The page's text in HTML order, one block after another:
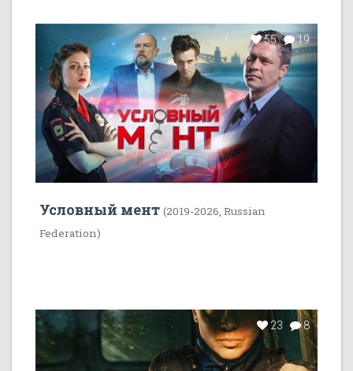
55 19
Условный мент (2019-2026, Russian
Federation)
23 8